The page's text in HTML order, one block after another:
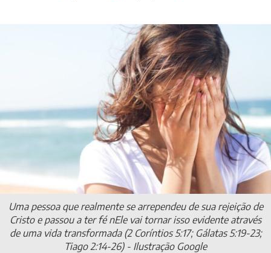
Uma pessoa que realmente se arrependeu de sua rejeição de
Cristo e passou a ter fé nEle vai tornar isso evidente através
de uma vida transformada (2 Coríntios 5:17; Gálatas 5:19-23;
Tiago 2:14-26) - Ilustração Google